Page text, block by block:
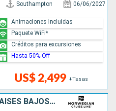
Southampton 06/06/2027
US$ 2,499 +Tasas
Animaciones Incluidas
Paquete WiFi*
Créditos para excursiones
Hasta 50% Off
REINO UNIDO, BÉLGICA, PAISES BAJOS, NORUEGA, FÉROES (ISLAS), ISLANDIA